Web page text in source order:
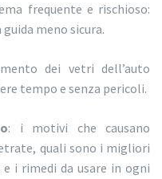
frequente e rischioso:
meno sicura.
dei vetri dell’auto
tempo e senza pericoli.
: i motivi che causano
quali sono i migliori
i rimedi da usare in ogni